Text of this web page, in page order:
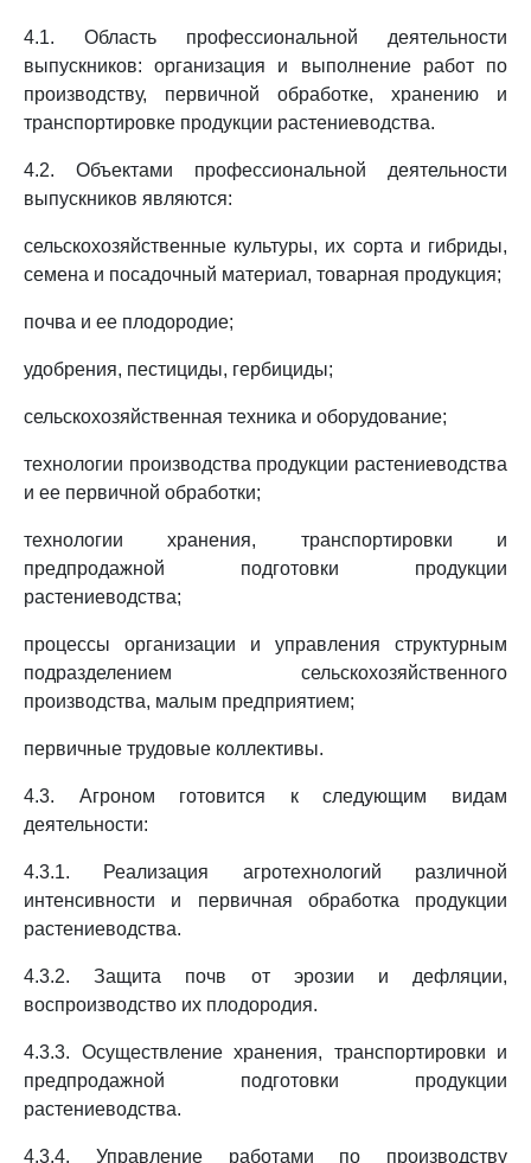
4.1. Область профессиональной деятельности
выпускников: организация и выполнение работ по
производству, первичной обработке, хранению и
транспортировке продукции растениеводства.
4.2. Объектами профессиональной деятельности
выпускников являются:
сельскохозяйственные культуры, их сорта и гибриды,
семена и посадочный материал, товарная продукция;
почва и ее плодородие;
удобрения, пестициды, гербициды;
сельскохозяйственная техника и оборудование;
технологии производства продукции растениеводства
и ее первичной обработки;
технологии хранения, транспортировки и
предпродажной подготовки продукции
растениеводства;
процессы организации и управления структурным
подразделением сельскохозяйственного
производства, малым предприятием;
первичные трудовые коллективы.
4.3. Агроном готовится к следующим видам
деятельности:
4.3.1. Реализация агротехнологий различной
интенсивности и первичная обработка продукции
растениеводства.
4.3.2. Защита почв от эрозии и дефляции,
воспроизводство их плодородия.
4.3.3. Осуществление хранения, транспортировки и
предпродажной подготовки продукции
растениеводства.
4.3.4. Управление работами по производству